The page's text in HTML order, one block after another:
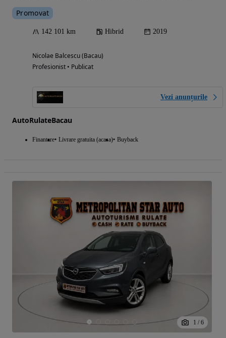
Promovat
142 101 km Hibrid 2019
Nicolae Balcescu (Bacau)
Profesionist • Publicat
Vezi anunțurile
AutoRulateBacau
Finantare Livrare gratuita (acasa) Buyback
1 / 6